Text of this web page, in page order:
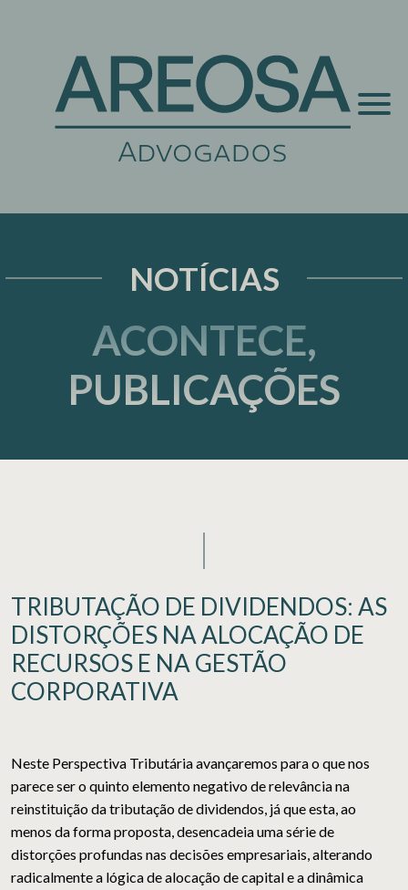
NOTÍCIAS
ACONTECE,
PUBLICAÇÕES
TRIBUTAÇÃO DE DIVIDENDOS: AS
DISTORÇÕES NA ALOCAÇÃO DE
RECURSOS E NA GESTÃO
CORPORATIVA
Neste Perspectiva Tributária avançaremos para o que nos
parece ser o quinto elemento negativo de relevância na
reinstituição da tributação de dividendos, já que esta, ao
menos da forma proposta, desencadeia uma série de
distorções profundas nas decisões empresariais, alterando
radicalmente a lógica de alocação de capital e a dinâmica